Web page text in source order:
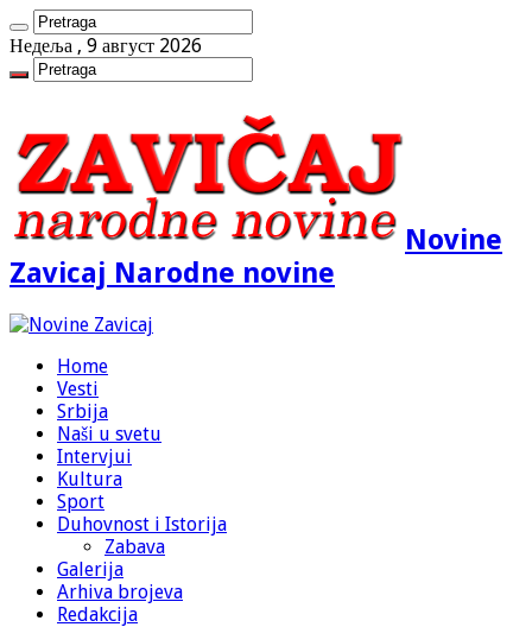
Недеља , 9 август 2026
Novine
Zavicaj Narodne novine
Home
Vesti
Srbija
Naši u svetu
Intervjui
Kultura
Sport
Duhovnost i Istorija
Zabava
Galerija
Arhiva brojeva
Redakcija